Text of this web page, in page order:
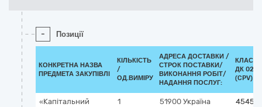
- Позиції
КОНКРЕТНА НАЗВА
ПРЕДМЕТА ЗАКУПІВЛІ
КІЛЬКІСТЬ
/
ОД.ВИМІРУ
АДРЕСА ДОСТАВКИ /
СТРОК ПОСТАВКИ/
ВИКОНАННЯ РОБІТ/
НАДАННЯ ПОСЛУГ:
ДК
(CPV)
«Капітальний
1
51900 Україна